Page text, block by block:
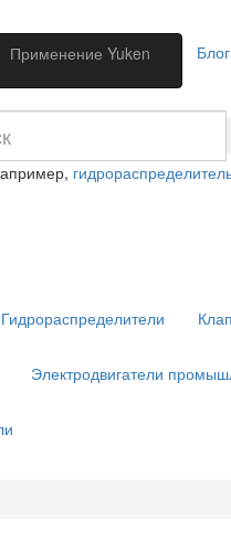
Применение Yuken Блог
Гидрораспределители
Электродвигатели